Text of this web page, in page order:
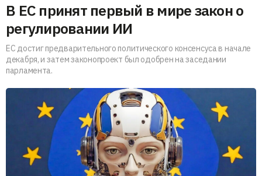
В ЕС принят первый в мире закон о
регулировании ИИ
ЕС достиг предварительного политического консенсуса в начале
декабря, и затем законопроект был одобрен на заседании
парламента.